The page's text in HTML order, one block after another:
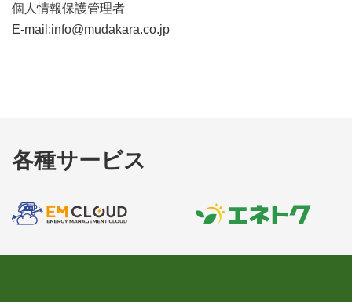
個人情報保護管理者
E-mail:info@mudakara.co.jp
各種サービス